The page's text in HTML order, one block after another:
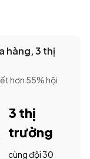
hàng, 3 thị
hơn 55% hội
3 thị
trường
cùng đội 30